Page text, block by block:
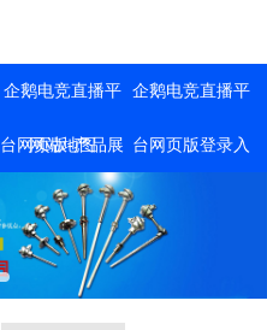
企鹅电竞直播平
台网页版-产品展
示
企鹅电竞直播平
台网页版登录入
网站地图